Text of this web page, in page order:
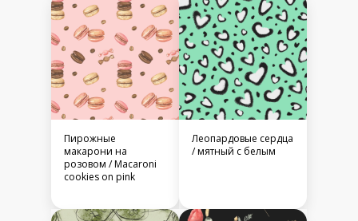
Пирожные
макарони на
розовом / Macaroni
cookies on pink
Леопардовые сердца
/ мятный с белым